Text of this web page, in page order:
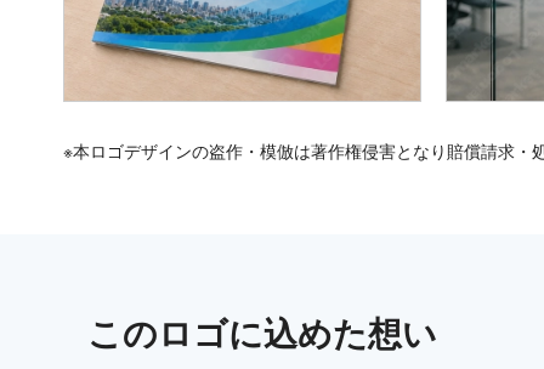
※本ロゴデザインの盗作・模倣は著作権侵害となり賠償請求・
このロゴに込めた想い